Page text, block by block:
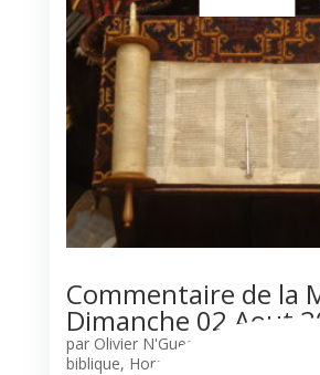
Commentaire de la
Dimanche 02 Aout
par Olivier N'Guessan
biblique, Horaires des messes